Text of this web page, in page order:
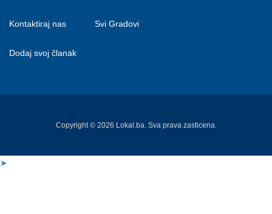
Kontaktiraj nas
Dodaj svoj članak
Svi Gradovi
Copyright © 2026 Lokal.ba. Sva prava zasticena.
➤